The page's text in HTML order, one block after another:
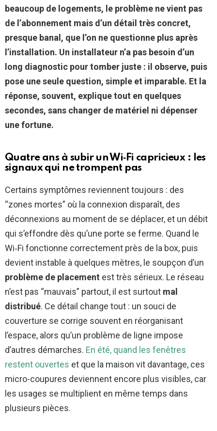
beaucoup de logements, le problème ne vient pas
de l’abonnement mais d’un détail très concret,
presque banal, que l’on ne questionne plus après
l’installation. Un installateur n’a pas besoin d’un
long diagnostic pour tomber juste : il observe, puis
pose une seule question, simple et imparable. Et la
réponse, souvent, explique tout en quelques
secondes, sans changer de matériel ni dépenser
une fortune.
Quatre ans à subir un Wi‑Fi capricieux : les
signaux qui ne trompent pas
Certains symptômes reviennent toujours : des
“zones mortes” où la connexion disparaît, des
déconnexions au moment de se déplacer, et un débit
qui s’effondre dès qu’une porte se ferme. Quand le
Wi‑Fi fonctionne correctement près de la box, puis
devient instable à quelques mètres, le soupçon d’un
problème de placement est très sérieux. Le réseau
n’est pas “mauvais” partout, il est surtout mal
distribué. Ce détail change tout : un souci de
couverture se corrige souvent en réorganisant
l’espace, alors qu’un problème de ligne impose
d’autres démarches. En été, quand les fenêtres
restent ouvertes et que la maison vit davantage, ces
micro-coupures deviennent encore plus visibles, car
les usages se multiplient en même temps dans
plusieurs pièces.